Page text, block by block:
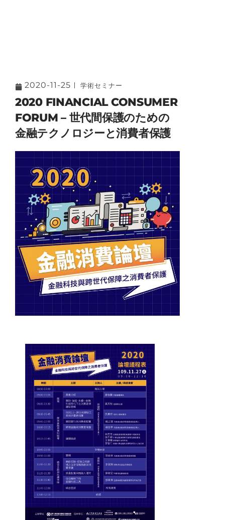
2020-11-25 学術セミナー
2020 FINANCIAL CONSUMER
FORUM – 世代間保護のための
金融テクノロジーと消費者保護